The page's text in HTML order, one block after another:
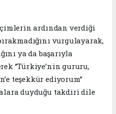
ardından verdiği
vurgulayarak,
ya da başarıyla
“Türkiye’nin gururu,
teşekkür ediyorum”
duyduğu takdiri dile